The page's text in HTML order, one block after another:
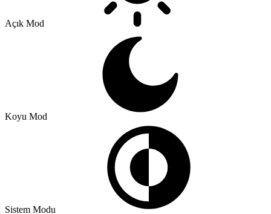
Açık Mod
Koyu Mod
Sistem Modu